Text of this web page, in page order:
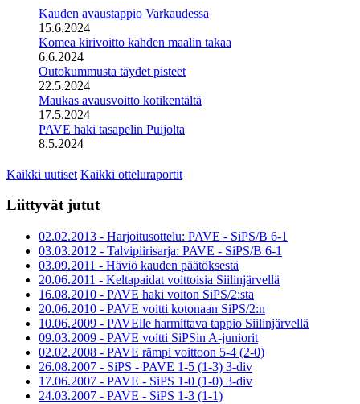
Kauden avaustappio Varkaudessa
15.6.2024
Komea kirivoitto kahden maalin takaa
6.6.2024
Outokummusta täydet pisteet
22.5.2024
Maukas avausvoitto kotikentältä
17.5.2024
PAVE haki tasapelin Puijolta
8.5.2024
Kaikki uutiset Kaikki otteluraportit
Liittyvät jutut
02.02.2013 - Harjoitusottelu: PAVE - SiPS/B 6-1
03.03.2012 - Talvipiirisarja: PAVE - SiPS/B 6-1
03.09.2011 - Häviö kauden päätöksestä
20.06.2011 - Keltapaidat voittoisia Siilinjärvellä
16.08.2010 - PAVE haki voiton SiPS/2:sta
20.06.2010 - PAVE voitti kotonaan SiPS/2:n
10.06.2009 - PAVElle harmittava tappio Siilinjärvellä
09.03.2009 - PAVE voitti SiPSin A-juniorit
02.02.2008 - PAVE rämpi voittoon 5-4 (2-0)
26.08.2007 - SiPS - PAVE 1-5 (1-3) 3-div
17.06.2007 - PAVE - SiPS 1-0 (1-0) 3-div
24.03.2007 - PAVE - SiPS 1-3 (1-1)